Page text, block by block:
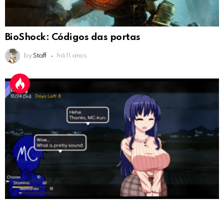
BioShock: Códigos das portas
by Staff há 11 anos